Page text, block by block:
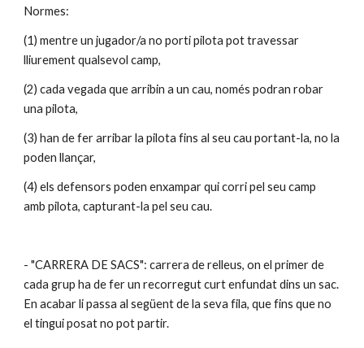
Normes:
(1) mentre un jugador/a no porti pilota pot travessar
lliurement qualsevol camp,
(2) cada vegada que arribin a un cau, només podran robar
una pilota,
(3) han de fer arribar la pilota fins al seu cau portant-la, no la
poden llançar,
(4) els defensors poden enxampar qui corri pel seu camp
amb pilota, capturant-la pel seu cau.
- "CARRERA DE SACS": carrera de relleus, on el primer de
cada grup ha de fer un recorregut curt enfundat dins un sac.
En acabar li passa al següent de la seva fila, que fins que no
el tingui posat no pot partir.